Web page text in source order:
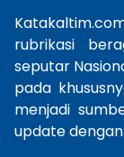
rubrikasi
seputar
pada
menjadi
update